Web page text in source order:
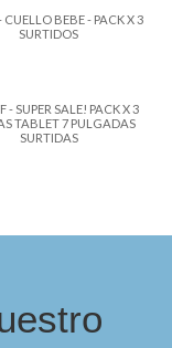
CUELLO BEBE - PACK X 3
SURTIDOS
- SUPER SALE! PACK X 3
TABLET 7 PULGADAS
SURTIDAS